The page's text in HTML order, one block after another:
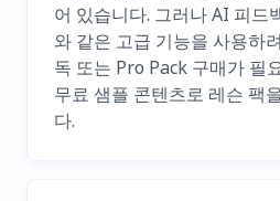
어 있습니다. 그러나 AI 피드
와 같은 고급 기능을 사용하
독 또는 Pro Pack 구매가 필
무료 샘플 콘텐츠로 레슨 팩
다.